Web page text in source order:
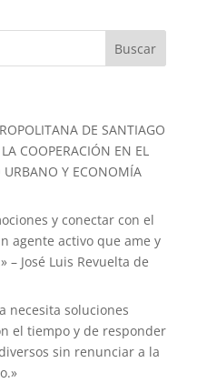
DE SANTIAGO
COOPERACIÓN EN EL
URBANO Y ECONOMÍA
y conectar con el
agente activo que ame y
José Luis Revuelta de
necesita soluciones
el tiempo y de responder
sin renunciar a la